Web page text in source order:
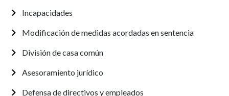
Incapacidades
Modificación de medidas acordadas en sentencia
División de casa común
Asesoramiento jurídico
Defensa de directivos y empleados